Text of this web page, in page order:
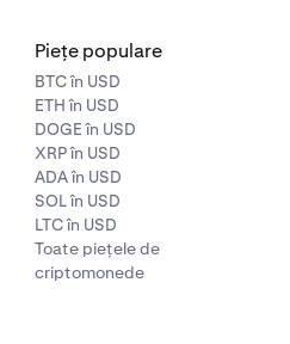
Piețe populare
BTC în USD
ETH în USD
DOGE în USD
XRP în USD
ADA în USD
SOL în USD
LTC în USD
Toate piețele de
criptomonede